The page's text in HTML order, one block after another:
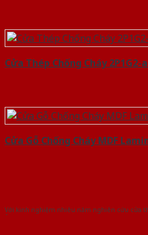
Cửa Thép Chống Cháy 2P1G2-
Cửa Gỗ Chống Cháy MDF
Với kinh nghiệm nhiêu năm nghiên cứu cửa